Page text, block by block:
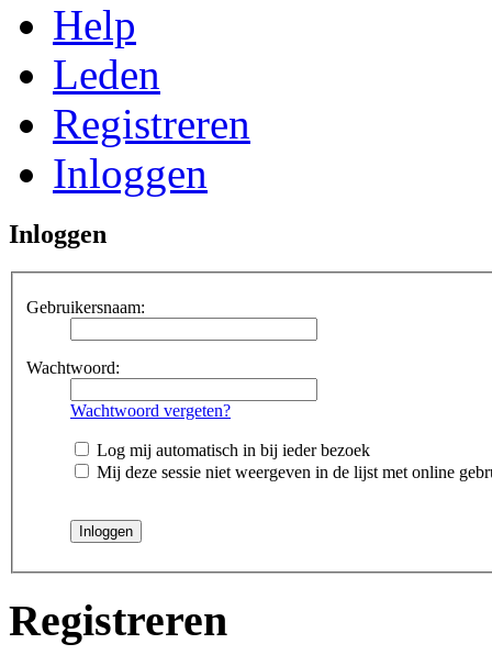
Help
Leden
Registreren
Inloggen
Inloggen
Gebruikersnaam:
Wachtwoord:
Wachtwoord vergeten?
Log mij automatisch in bij ieder bezoek
Mij deze sessie niet weergeven in de lijst met online
Registreren